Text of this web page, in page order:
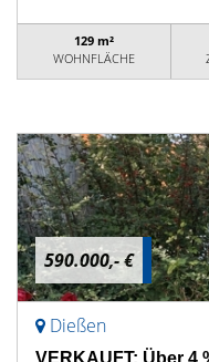
129 m²
WOHNFLÄCHE
590.000,- €
Dießen
VERKAUFT: Über 4